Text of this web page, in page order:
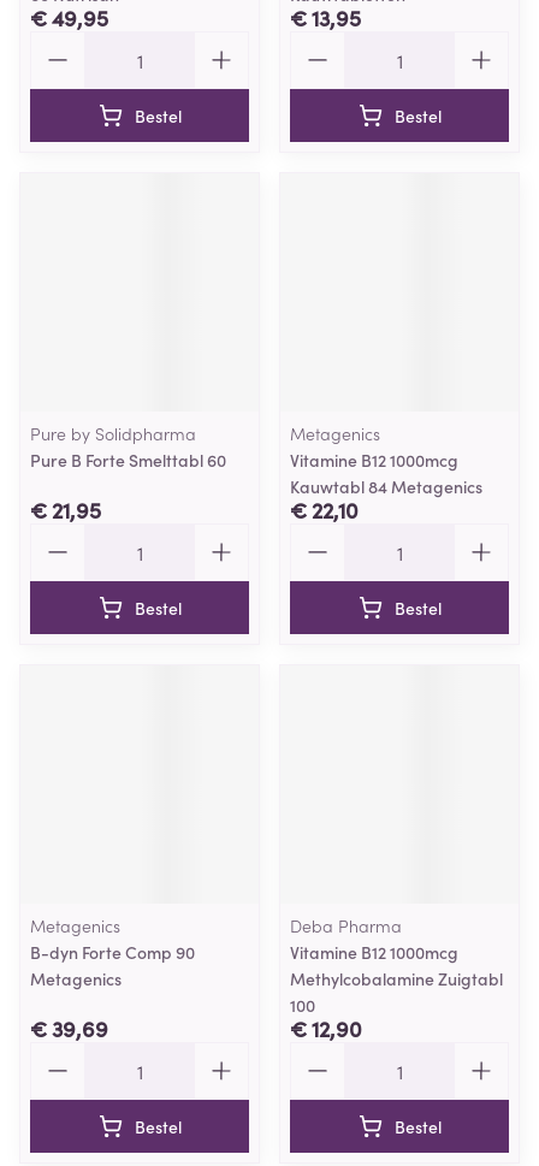
€ 49,95
Bestel
€ 13,95
Bestel
Pure by Solidpharma
Pure B Forte Smelttabl 60
€ 21,95
Bestel
Metagenics
Vitamine B12 1000mcg
Kauwtabl 84 Metagenics
€ 22,10
Bestel
Metagenics
B-dyn Forte Comp 90
Metagenics
€ 39,69
Bestel
Deba Pharma
Vitamine B12 1000mcg
Methylcobalamine Zuigtabl
100
€ 12,90
Bestel